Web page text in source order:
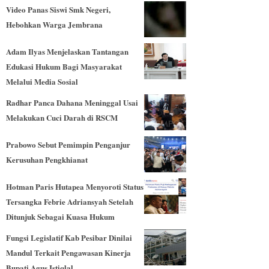
Video Panas Siswi Smk Negeri,
Hebohkan Warga Jembrana
Adam Ilyas Menjelaskan Tantangan
Edukasi Hukum Bagi Masyarakat
Melalui Media Sosial
Radhar Panca Dahana Meninggal Usai
Melakukan Cuci Darah di RSCM
Prabowo Sebut Pemimpin Penganjur
Kerusuhan Pengkhianat
Hotman Paris Hutapea Menyoroti Status
Tersangka Febrie Adriansyah Setelah
Ditunjuk Sebagai Kuasa Hukum
Fungsi Legislatif Kab Pesibar Dinilai
Mandul Terkait Pengawasan Kinerja